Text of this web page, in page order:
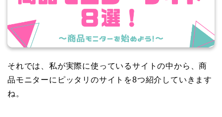
それでは、私が実際に使っているサイトの中から、商
品モニターにピッタリのサイトを8つ紹介していきます
ね。